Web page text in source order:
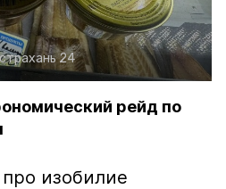
24
рейд по
про изобилие